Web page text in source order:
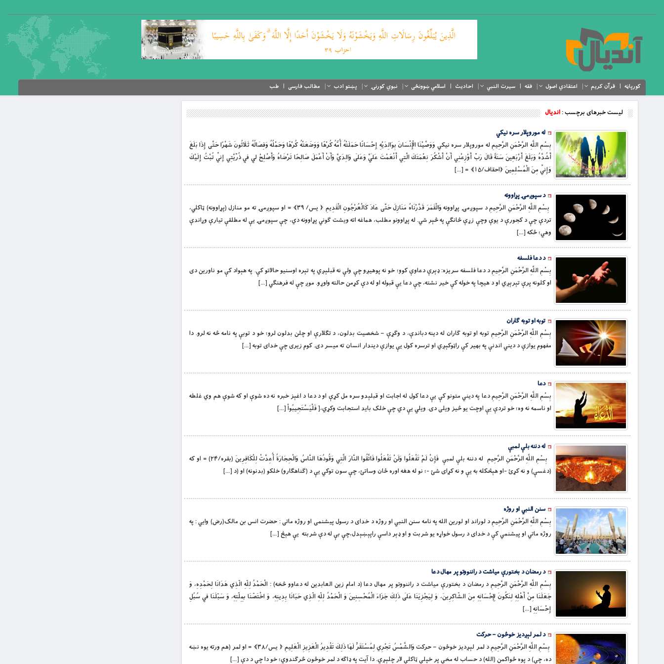
کورپاڼه قرآن کریم اعتقادي اصول فقه سیرت النبي احادیث اسلامي ښوونځی نبوي کورنۍ پښتو ادب مطالب فارسی طب
لیست خبرهای برچسب :اندیال
له موروپلار سره نیکي
بِسْمِ اللَّهِ الرَّحْمَنِ الرَّحِيمِ له موروپلار سره نیکي وَوَصَّيْنَا الْإِنْسَانَ بِوَالِدَيْهِ إِحْسَانًا حَمَلَتْهُ أُمُّهُ كُرْهًا وَوَضَعَتْهُ كُرْهًا وَحَمْلُهُ وَفِصَالُهُ ثَلَاثُونَ شَهْرًا حَتَّى إِذَا بَلَغَ
أَشُدَّهُ وَبَلَغَ أَرْبَعِينَ سَنَةً قَالَ رَبِّ أَوْزِعْنِي أَنْ أَشْكُرَ نِعْمَتَكَ الَّتِي أَنْعَمْتَ عَلَيَّ وَعَلَى وَالِدَيَّ وَأَنْ أَعْمَلَ صَالِحًا تَرْضَاهُ وَأَصْلِحْ لِي فِي ذُرِّيَّتِي إِنِّي تُبْتُ إِلَيْكَ
وَإِنِّي مِنَ الْمُسْلِمِينَ ﴿احقاف/۱۵﴾ = […]
د سپوږمۍ پړاوونه
بِسْمِ اللَّهِ الرَّحْمَنِ الرَّحِيمِ د سپوږمۍ پړاوونه وَالْقَمَرَ قَدَّرْنَاهُ مَنَازِلَ حَتَّى عَادَ كَالْعُرْجُونِ الْقَدِيمِ ﴿ یس/ ۳۹﴾ = او سپوږمۍ ته مو منازل (پړاوونه) ټاكلي،
تردې چې د کجورې د يوې وچې زړې څانګې په څېر شي. له پړاوونو مطلب، هماغه اته ويشت ګوني پړاوونه دي، چې سپوږمۍ یې له مطلقې تيارې وړاندې
وهي؛ ځكه […]
د دعا فلسفه
بِسْمِ اللَّهِ الرَّحْمَنِ الرَّحِيمِ د دعا فلسفه سریزه: ډېرې دعاوې کوو؛ خو نه پوهیږو چې ولې نه قبلېږي په تېره اوسنیو حالاتو کې. په هېواد کې مو ناورین دی
او کلونه پرې تېرېږي او د هیچا په خوله کې خیر نشته، چې دعا یې قبوله او له دې کړمن حالته واوړو. موږ چې له فرهنګي […]
توبه او توبه ګاران
بِسْمِ اللَّهِ الرَّحْمَنِ الرَّحِيمِ توبه او توبه ګاران له دینه دباندې، د وګړې – شخصیت بدلون، د تګلارې او چلن بدلون لرو؛ خو د توبې په نامه څه نه لرو. دا
مفهوم یوازې د دیني اندنې په بهیر کې راټوکېږي او ترسره کول یې یوازې دیندار انسان ته میسر دی. کوم زیری چې خدای توبه […]
دعا
بِسْمِ اللَّهِ الرَّحْمَنِ الرَّحِيمِ دعا په دیني متونو کې یې دعا کول له اجابت او قبلېدو سره مل کړې او د دعا د اغېز خبره نه ده شوې او که شوې هم وي غلطه
او ناسمه نه وه؛ خو تردې یې اوچت یو څیز ویلی دی. ویلي یې دي چې خلک باید استجابت وکړي،[ فَلْيَسْتَجِيبُواْ […]
له دننه بلې لمبې
بِسْمِ اللَّهِ الرَّحْمَنِ الرَّحِيمِ له دننه بلې لمبې فَإِنْ لَمْ تَفْعَلُوا وَلَنْ تَفْعَلُوا فَاتَّقُوا النَّارَ الَّتِي وَقُودُهَا النَّاسُ وَالْحِجَارَةُ أُعِدَّتْ لِلْكَافِرِينَ (بقره/۲۴) = او كه
(دغسې) و نه كړئ -او هېڅكله به يې و نه كړاى شئ -؛ نو له هغه اوره ځان وساتئ، چې سون توکي يې د (ګناهګارو) خلكو (بدنونه) او (د […]
سنن النبي او روژه
بِسْمِ اللَّهِ الرَّحْمَنِ الرَّحِيمِ د لوراند او لورین الله په نامه سنن النبي او روژه د خداى د رسول پيشنمى او روژه ماتى : حضرت انس بن مالک(رض) وايي : په
روژه ماتي او پیشنمي کې ‏د خداى د رسول خواړه يو شربت و او ډېر‏ داسې راپېښېدل،چې بې له دې شربته ‏ يې هېڅ […]
د رمضان د بختورې میاشت د راننووتو پر مهال دعا
بِسْمِ اللَّهِ الرَّحْمَنِ الرَّحِيمِ د رمضان د بختورې میاشت د راننووتو پر مهال دعا (د امام زین العابدین له دعاوو څخه) : الْحَمْدُ لِلّهِ الّذِي هَدَانَا لِحَمْدِهِ، وَ
جَعَلَنَا مِنْ أَهْلِهِ لِنَكُونَ لِإِحْسَانِهِ مِنَ الشّاكِرِينَ، وَ لِيَجْزِيَنَا عَلَى ذَلِكَ جَزَاءَ الْمُحْسِنِينَ‏ وَ الْحَمْدُ لِلّهِ الّذِي حَبَانَا بِدِينِهِ، وَ اخْتَصّنَا بِمِلّتِهِ، وَ سَبّلَنَا فِي سُبُلِ
إِحْسَانِهِ […]
د لمر لېږدیز خوځون – حركت
بِسْمِ اللَّهِ الرَّحْمَنِ الرَّحِيمِ د لمر لېږدیز خوځون – حركت وَالشَّمْسُ تَجْرِي لِمُسْتَقَرٍّ لَهَا ذَلِكَ تَقْدِيرُ الْعَزِيزِ الْعَلِيمِ ﴿ یس/۳۸﴾ = او لمر (هم ورته يوه نښه
ده، چې) د پوه ځواکمن (الله) د حساب له مخې پر خپلې ټاکلې لار چلېږي. دا آيت په ډاګه د لمر خوځون څرګندوي؛ خو دا چې د دې […]